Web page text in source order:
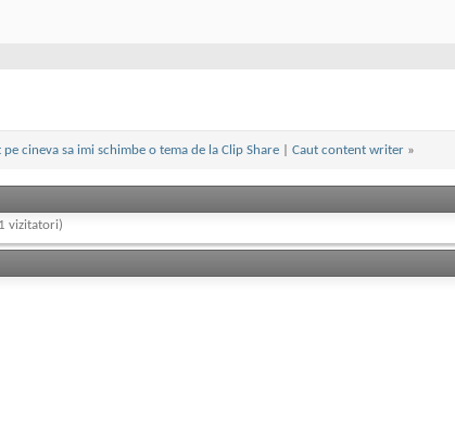
pe cineva sa imi schimbe o tema de la Clip Share| Caut content writer »
vizitatori)